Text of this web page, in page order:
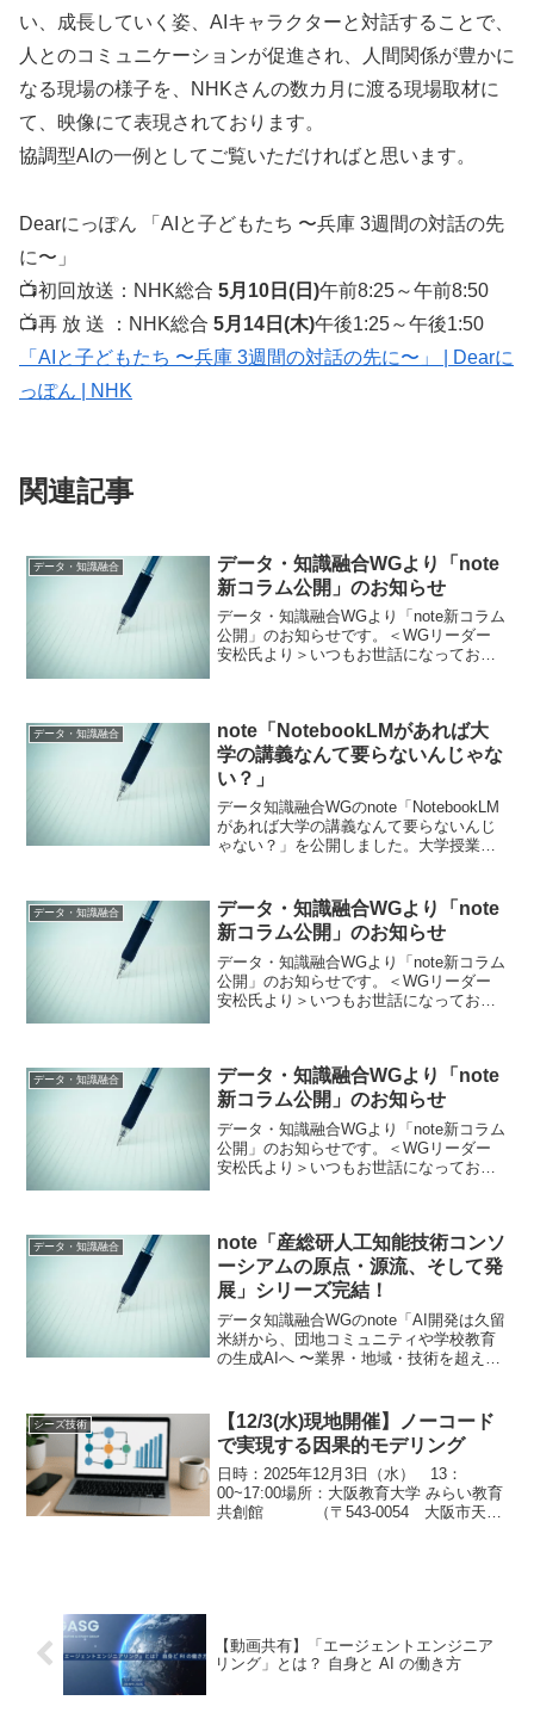
い、成長していく姿、AIキャラクターと対話することで、
人とのコミュニケーションが促進され、人間関係が豊かに
なる現場の様子を、NHKさんの数カ月に渡る現場取材に
て、映像にて表現されております。
協調型AIの一例としてご覧いただければと思います。
Dearにっぽん 「AIと子どもたち 〜兵庫 3週間の対話の先
に〜」
📺初回放送：NHK総合 5月10日(日)午前8:25～午前8:50
📺再 放 送 ：NHK総合 5月14日(木)午後1:25～午後1:50
「AIと子どもたち 〜兵庫 3週間の対話の先に〜」 | Dearに
っぽん | NHK
関連記事
データ・知識融合
データ・知識融合WGより「note
新コラム公開」のお知らせ
データ・知識融合WGより「note新コラム
公開」のお知らせです。＜WGリーダー
安松氏より＞いつもお世話になっており
コラ...
データ・知識融合
note「NotebookLMがあれば大
学の講義なんて要らないんじゃな
い？」
データ知識融合WGのnote「NotebookLM
があれば大学の講義なんて要らないんじ
ゃない？」を公開しました。大学授業冒
NotebookLM動画を使う。学生がやり...
データ・知識融合
データ・知識融合WGより「note
新コラム公開」のお知らせ
データ・知識融合WGより「note新コラム
公開」のお知らせです。＜WGリーダー
安松氏より＞いつもお世話になっており
ラム...
データ・知識融合
データ・知識融合WGより「note
新コラム公開」のお知らせ
データ・知識融合WGより「note新コラム
公開」のお知らせです。＜WGリーダー
安松氏より＞いつもお世話になっており
ラムのご...
データ・知識融合
note「産総研人工知能技術コンソ
ーシアムの原点・源流、そして発
展」シリーズ完結！
データ知識融合WGのnote「AI開発は久留
米絣から、団地コミュニティや学校教育
の生成AIへ 〜業界・地域・技術を超えた
の場としての久留米が注目される理由。
そして、...
シーズ技術
【12/3(水)現地開催】ノーコード
で実現する因果的モデリング
日時：2025年12月3日（水） 13：
00~17:00場所：大阪教育大学 みらい教育
共創館 （〒543-0054 大阪市天王
【動画共有】「エージェントエンジニア
リング」とは？ 自身と AI の働き方